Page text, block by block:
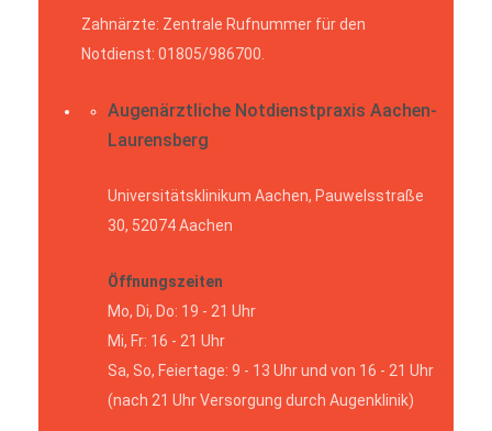
Zahnärzte: Zentrale Rufnummer für den
Notdienst: 01805/986700.
Augenärztliche Notdienstpraxis Aachen-
Laurensberg
Universitätsklinikum Aachen, Pauwelsstraße
30, 52074 Aachen
Öffnungszeiten
Mo, Di, Do: 19 - 21 Uhr
Mi, Fr: 16 - 21 Uhr
Sa, So, Feiertage: 9 - 13 Uhr und von 16 - 21 Uhr
(nach 21 Uhr Versorgung durch Augenklinik)